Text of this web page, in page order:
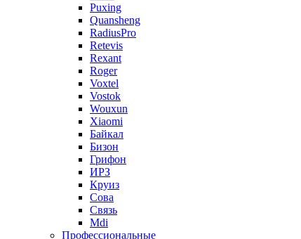
Puxing
Quansheng
RadiusPro
Retevis
Rexant
Roger
Voxtel
Vostok
Wouxun
Xiaomi
Байкал
Бизон
Грифон
ИРЗ
Круиз
Сова
Связь
Mdi
Профессиональные